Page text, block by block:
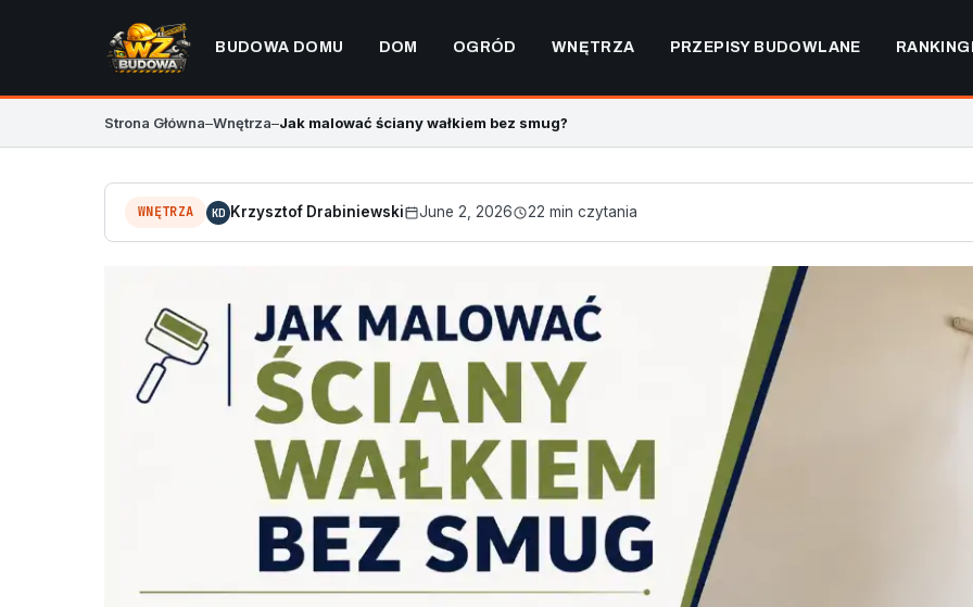
BUDOWA DOMU DOM OGRÓD WNĘTRZA PRZEPISY BUDOWLANE
Strona Główna–Wnętrza–Jak malować ściany wałkiem bez smug?
WNĘTRZA KD Krzysztof Drabiniewski June 2, 2026 22 min czytania